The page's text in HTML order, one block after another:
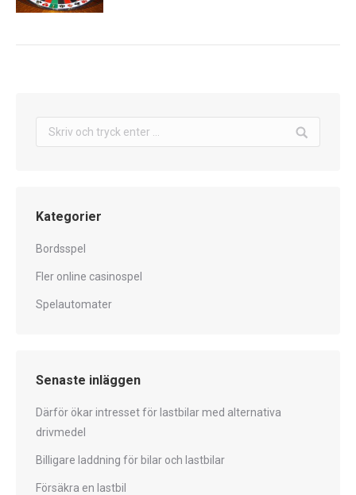
Search:
Kategorier
Bordsspel
Fler online casinospel
Spelautomater
Senaste inläggen
Därför ökar intresset för lastbilar med alternativa
drivmedel
Billigare laddning för bilar och lastbilar
Försäkra en lastbil